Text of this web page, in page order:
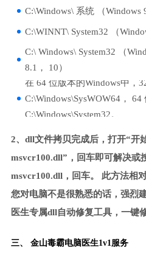
C:\Windows\ 系统 （Windows
C:\WINNT\ System32 （
C:\ Windows\ System32 （
8.1， 10）
在 64 位版本的Windows中，
C:\Windows\SysWOW64，
C:\Windows\System32。
2、dll文件拷贝完成后，打开“开
msvcr100.dll”，回车即可解决或
msvcr100.dll，回车。 此方法相
您对电脑不是很熟悉的话，强烈
医生专属dll自动修复工具，一键
三、 金山毒霸电脑医生1v1服务